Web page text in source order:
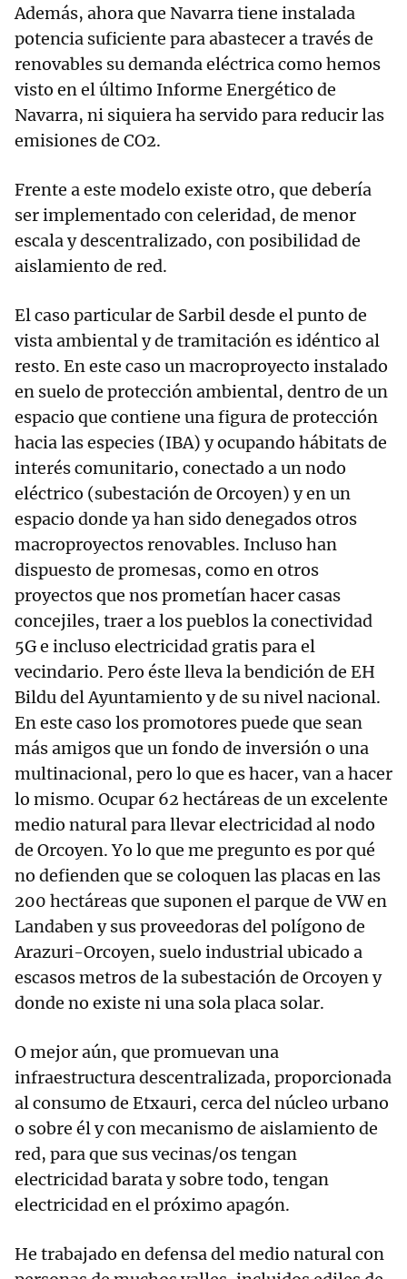
Además, ahora que Navarra tiene instalada
potencia suficiente para abastecer a través de
renovables su demanda eléctrica como hemos
visto en el último Informe Energético de
Navarra, ni siquiera ha servido para reducir las
emisiones de CO2.
Frente a este modelo existe otro, que debería
ser implementado con celeridad, de menor
escala y descentralizado, con posibilidad de
aislamiento de red.
El caso particular de Sarbil desde el punto de
vista ambiental y de tramitación es idéntico al
resto. En este caso un macroproyecto instalado
en suelo de protección ambiental, dentro de un
espacio que contiene una figura de protección
hacia las especies (IBA) y ocupando hábitats de
interés comunitario, conectado a un nodo
eléctrico (subestación de Orcoyen) y en un
espacio donde ya han sido denegados otros
macroproyectos renovables. Incluso han
dispuesto de promesas, como en otros
proyectos que nos prometían hacer casas
concejiles, traer a los pueblos la conectividad
5G e incluso electricidad gratis para el
vecindario. Pero éste lleva la bendición de EH
Bildu del Ayuntamiento y de su nivel nacional.
En este caso los promotores puede que sean
más amigos que un fondo de inversión o una
multinacional, pero lo que es hacer, van a hacer
lo mismo. Ocupar 62 hectáreas de un excelente
medio natural para llevar electricidad al nodo
de Orcoyen. Yo lo que me pregunto es por qué
no defienden que se coloquen las placas en las
200 hectáreas que suponen el parque de VW en
Landaben y sus proveedoras del polígono de
Arazuri-Orcoyen, suelo industrial ubicado a
escasos metros de la subestación de Orcoyen y
donde no existe ni una sola placa solar.
O mejor aún, que promuevan una
infraestructura descentralizada, proporcionada
al consumo de Etxauri, cerca del núcleo urbano
o sobre él y con mecanismo de aislamiento de
red, para que sus vecinas/os tengan
electricidad barata y sobre todo, tengan
electricidad en el próximo apagón.
He trabajado en defensa del medio natural con